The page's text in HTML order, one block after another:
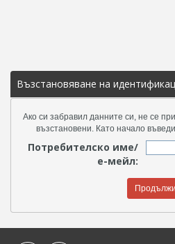
Възстановяване на
Ако си забравил данните си, не се
възстановени. Като начало
Потребителско име/
е-мейл: